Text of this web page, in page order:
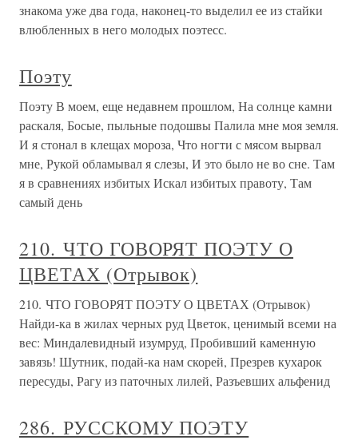
знакома уже два года, наконец-то выделил ее из стайки
влюбленных в него молодых поэтесс.
Поэту
Поэту В моем, еще недавнем прошлом, На солнце камни
раскаля, Босые, пыльные подошвы Палила мне моя земля.
И я стонал в клещах мороза, Что ногти с мясом вырвал
мне, Рукой обламывал я слезы, И это было не во сне. Там
я в сравнениях избитых Искал избитых правоту, Там
самый день
210. ЧТО ГОВОРЯТ ПОЭТУ О
ЦВЕТАХ (Отрывок)
210. ЧТО ГОВОРЯТ ПОЭТУ О ЦВЕТАХ (Отрывок)
Найди-ка в жилах черных руд Цветок, ценимый всеми на
вес: Миндалевидный изумруд, Пробивший каменную
завязь! Шутник, подай-ка нам скорей, Презрев кухарок
пересуды, Рагу из паточных лилей, Разъевших альфенид
286. РУССКОМУ ПОЭТУ